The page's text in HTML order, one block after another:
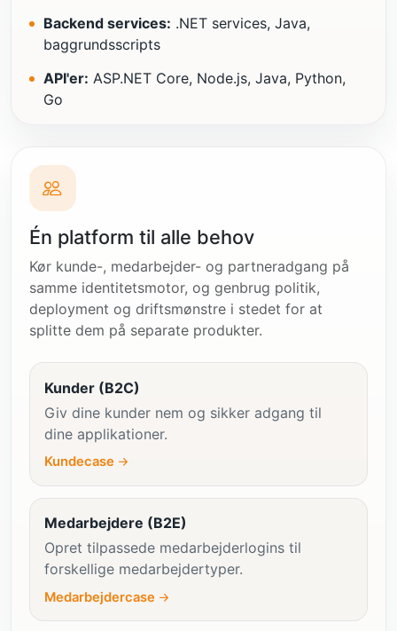
Backend services: .NET services, Java,
baggrundsscripts
API'er: ASP.NET Core, Node.js, Java, Python,
Go
Én platform til alle behov
Kør kunde-, medarbejder- og partneradgang på
samme identitetsmotor, og genbrug politik,
deployment og driftsmønstre i stedet for at
splitte dem på separate produkter.
Kunder (B2C)
Giv dine kunder nem og sikker adgang til
dine applikationer.
Kundecase
Medarbejdere (B2E)
Opret tilpassede medarbejderlogins til
forskellige medarbejdertyper.
Medarbejdercase